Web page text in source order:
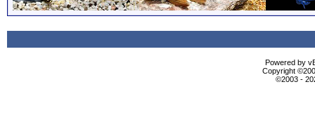
Powered by
Copyright
©2003 -